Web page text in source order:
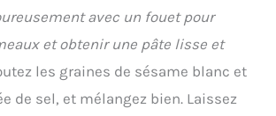
avec un fouet pour
et obtenir une pâte lisse et
les graines de sésame blanc et
de sel, et mélangez bien. Laissez